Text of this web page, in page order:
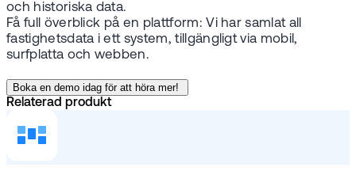
och historiska data.
Få full överblick på en plattform: Vi har samlat all
fastighetsdata i ett system, tillgängligt via mobil,
surfplatta och webben.
Boka en demo idag för att höra mer!
Relaterad produkt